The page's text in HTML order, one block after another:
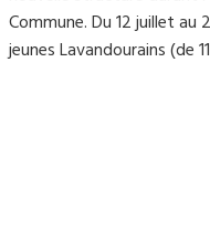
Commune. Du 12 juillet au
jeunes Lavandourains (de